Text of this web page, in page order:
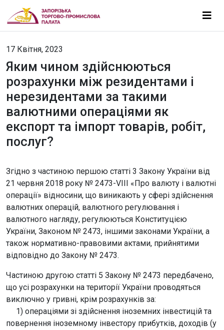
17 Квітня, 2023
Яким чином здійснюються
розрахунки між резидентами і
нерезидентами за такими
валютними операціями як
експорт та імпорт товарів, робіт,
послуг?
Згідно з частиною першою статті 3 Закону України від
21 червня 2018 року № 2473-VIII «Про валюту і валютні
операції» відносини, що виникають у сфері здійснення
валютних операцій, валютного регулювання і
валютного нагляду, регулюються Конституцією
України, Законом № 2473, іншими законами України, а
також нормативно-правовими актами, прийнятими
відповідно до Закону № 2473.
Частиною другою статті 5 Закону № 2473 передбачено,
що усі розрахунки на території України проводяться
виключно у гривні, крім розрахунків за:
1) операціями зі здійснення іноземних інвестицій та
повернення іноземному інвестору прибутків, доходів (у